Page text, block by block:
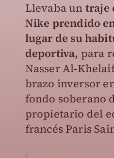
Llevaba un traje
Nike prendido
lugar de su
deportiva, para
Nasser Al-
brazo inversor
fondo soberano
propietario del
francés Paris